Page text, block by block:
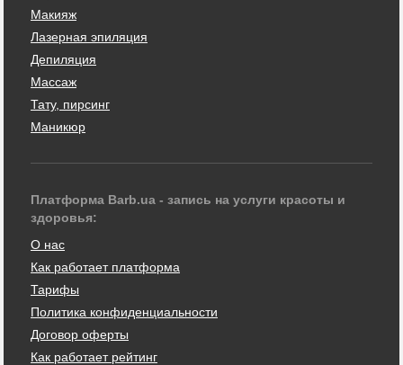
Макияж
Лазерная эпиляция
Депиляция
Массаж
Тату, пирсинг
Маникюр
Платформа Barb.ua - запись на услуги красоты и
здоровья:
О нас
Как работает платформа
Тарифы
Политика конфиденциальности
Договор оферты
Как работает рейтинг